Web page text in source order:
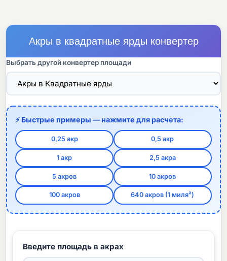
Акры в квадратные ярды конвертер
Выбрать другой конвертер площади
⚡ Быстрые примеры — нажмите для расчета:
0,25 акр 0,5 акр
1 акр 2,5 акра
5 акров 10 акров
100 акров 640 акров (1 миля²)
Введите площадь в акрах